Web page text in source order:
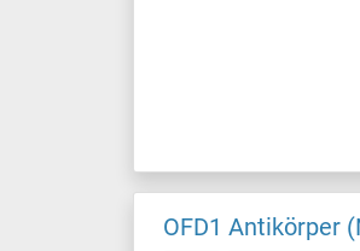
OFD1 Antikörper